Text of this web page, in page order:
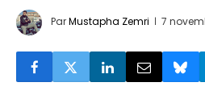
ParMustapha Zemri 7